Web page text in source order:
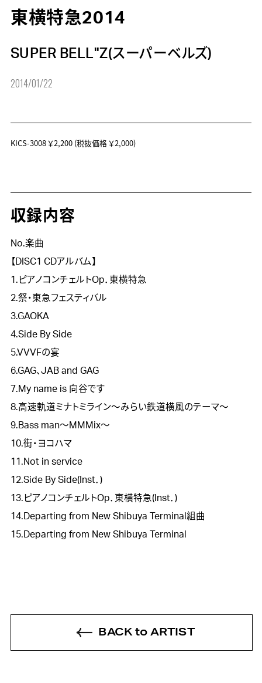
東横特急2014
SUPER BELL"Z(スーパーベルズ)
2014/01/22
KICS-3008￥2,200(税抜価格 ￥2,000)
収録内容
No.楽曲
【DISC1 CDアルバム】
1.ピアノコンチェルトOp．東横特急
2.祭・東急フェスティバル
3.GAOKA
4.Side By Side
5.VVVFの宴
6.GAG、JAB and GAG
7.My name is 向谷です
8.高速軌道ミナトミライン～みらい鉄道横風のテーマ～
9.Bass man～MMMix～
10.街・ヨコハマ
11.Not in service
12.Side By Side(Inst．)
13.ピアノコンチェルトOp．東横特急(Inst．)
14.Departing from New Shibuya Terminal組曲
15.Departing from New Shibuya Terminal
BACK to ARTIST